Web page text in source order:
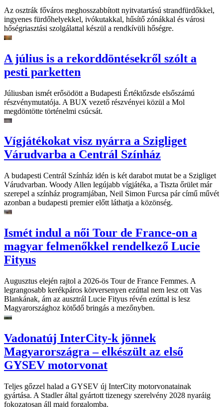
Az osztrák főváros meghosszabbított nyitvatartású strandfürdőkkel,
ingyenes fürdőhelyekkel, ivókutakkal, hűsítő zónákkal és városi
hőségriasztási szolgálattal készül a rendkívüli hőségre.
A július is a rekorddöntésekről szólt a
pesti parketten
Júliusban ismét erősödött a Budapesti Értéktőzsde elsőszámú
részvénymutatója. A BUX vezető részvényei közül a Mol
megdöntötte történelmi csúcsát.
Vígjátékokat visz nyárra a Szigliget
Várudvarba a Centrál Színház
A budapesti Centrál Színház idén is két darabot mutat be a Szigliget
Várudvarban. Woody Allen legújabb vígjátéka, a Tiszta őrület már
szerepel a színház programjában, Neil Simon Furcsa pár című művét
azonban a budapesti premier előtt láthatja a közönség.
Ismét indul a női Tour de France-on a
magyar felmenőkkel rendelkező Lucie
Fityus
Augusztus elején rajtol a 2026-ös Tour de France Femmes. A
legrangosabb kerékpáros körversenyen ezúttal nem lesz ott Vas
Blankának, ám az ausztrál Lucie Fityus révén ezúttal is lesz
Magyarországhoz kötődő bringás a mezőnyben.
Vadonatúj InterCity-k jönnek
Magyarországra – elkészült az első
GYSEV motorvonat
Teljes gőzzel halad a GYSEV új InterCity motorvonatainak
gyártása. A Stadler által gyártott tizenegy szerelvény 2028 nyaráig
fokozatosan áll majd forgalomba.